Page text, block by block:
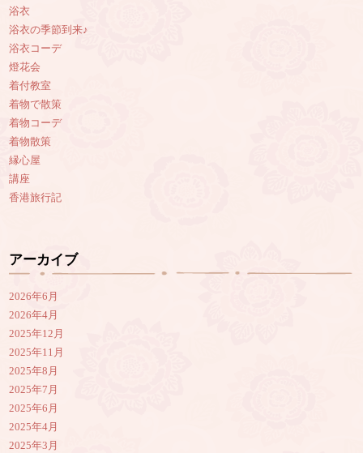
浴衣
浴衣の季節到来♪
浴衣コーデ
燈花会
着付教室
着物で散策
着物コーデ
着物散策
縁心屋
講座
香港旅行記
アーカイブ
2026年6月
2026年4月
2025年12月
2025年11月
2025年8月
2025年7月
2025年6月
2025年4月
2025年3月